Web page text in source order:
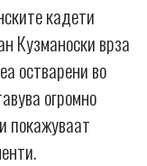
кадети
Кузманоски врза
остварени во
огромно
покажуваат